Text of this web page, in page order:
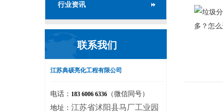
行业资讯
联系我们
江苏典硕亮化工程有限公司
电话： 183 6006 6336 （微信同号）
地址： 江苏省沭阳县马厂工业园